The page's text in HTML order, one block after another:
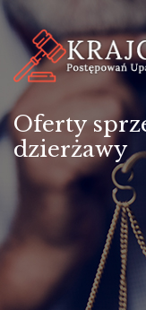
Oferty
dzierżawy